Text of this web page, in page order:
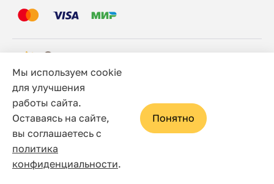
© 2006 - 2026 Этно-шоп, Интернет-магазин
Политика конфиденциальности
Сайт носит исключительно информационный характер, и
ни при каких условиях не является публичной офертой,
определяемой положениями статьи 437(2) Гражданского
кодекса Российской Федерации
Мы используем cookie
для улучшения
работы сайта.
Оставаясь на сайте,
вы соглашаетесь с
политика
конфиденциальности.
Понятно